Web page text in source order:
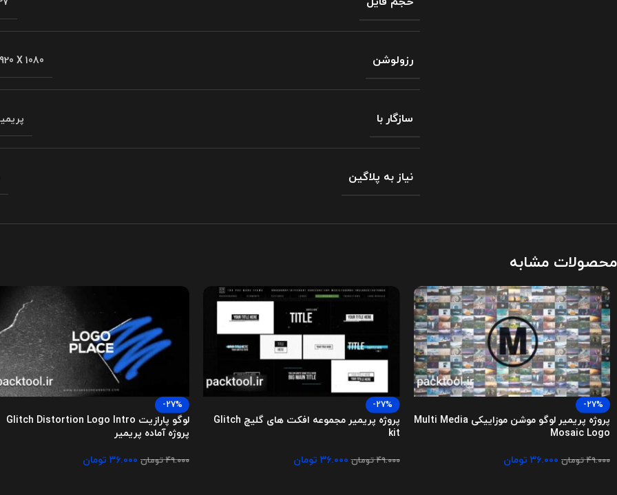
رزولوشن X 1080
سازگار با
نیاز به پلاگین
محصولات مشابه
-27%
پروژه پریمیر لوگو موشن موزاییکی Multi Media
Mosaic Logo
۴۹.۰۰۰تومان ۳۶.۰۰۰ تومان
-27%
پروژه پریمیر مجموعه افکت های گلیچ Glitch
kit
۴۹.۰۰۰تومان ۳۶.۰۰۰ تومان
-27%
لوگو پارازیت Glitch Distortion Logo Intro
پروژه آماده پریمیر
۴۹.۰۰۰تومان ۳۶.۰۰۰ تومان